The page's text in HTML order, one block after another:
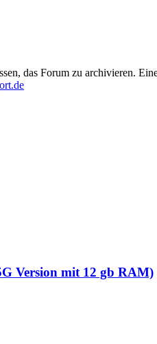
das Forum zu archivieren.
Version mit 12 gb RAM)